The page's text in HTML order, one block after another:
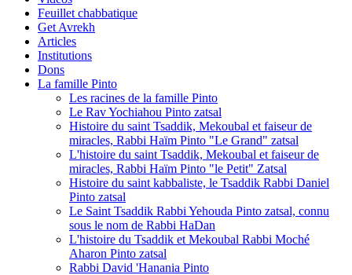
Feuillet chabbatique
Get Avrekh
Articles
Institutions
Dons
La famille Pinto
Les racines de la famille Pinto
Le Rav Yochiahou Pinto zatsal
Histoire du saint Tsaddik, Mekoubal et faiseur de
miracles, Rabbi Haïm Pinto "Le Grand" zatsal
L'histoire du saint Tsaddik, Mekoubal et faiseur de
miracles, Rabbi Haïm Pinto "le Petit" Zatsal
Histoire du saint kabbaliste, le Tsaddik Rabbi Daniel
Pinto zatsal
Le Saint Tsaddik Rabbi Yehouda Pinto zatsal, connu
sous le nom de Rabbi HaDan
L'histoire du Tsaddik et Mekoubal Rabbi Moché
Aharon Pinto zatsal
Rabbi David 'Hanania Pinto